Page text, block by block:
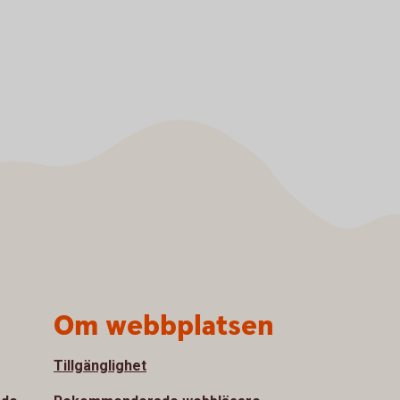
Om webbplatsen
Tillgänglighet